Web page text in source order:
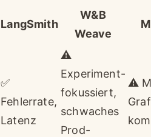
LangSmith
W&B
Weave
✅
Fehlerrate,
Latenz
⚠️
Experiment-
fokussiert,
schwaches
Prod-
⚠️